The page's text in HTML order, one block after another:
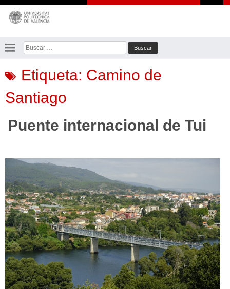
Saltar
contenido
Buscar:
Etiqueta: Camino de
Santiago
Puente internacional de Tui